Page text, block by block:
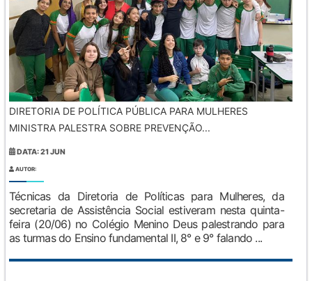
DIRETORIA DE POLÍTICA PÚBLICA PARA MULHERES
MINISTRA PALESTRA SOBRE PREVENÇÃO...
DATA: 21 JUN
AUTOR:
Técnicas da Diretoria de Políticas para Mulheres, da
secretaria de Assistência Social estiveram nesta quinta-
feira (20/06) no Colégio Menino Deus palestrando para
as turmas do Ensino fundamental II, 8° e 9° falando ...